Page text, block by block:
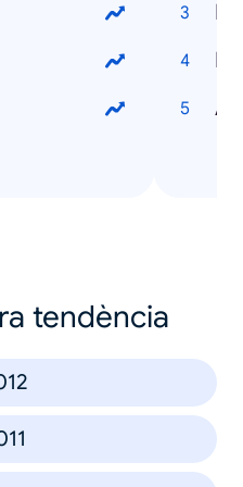
tendència